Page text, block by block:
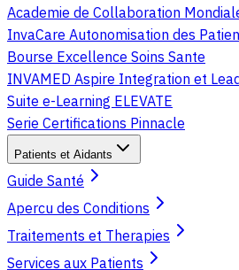
Academie de Collaboration
InvaCare Autonomisation des
Bourse Excellence Soins Sante
INVAMED Aspire Integration et
Suite e-Learning ELEVATE
Serie Certifications Pinnacle
Patients et Aidants
Guide Santé
Apercu des Conditions
Traitements et Therapies
Services aux Patients